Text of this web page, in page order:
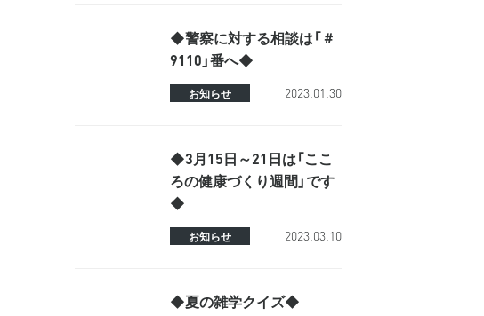
◆警察に対する相談は「＃
9110」番へ◆
お知らせ 2023.01.30
◆3月15日～21日は「ここ
ろの健康づくり週間」です
◆
お知らせ 2023.03.10
◆夏の雑学クイズ◆